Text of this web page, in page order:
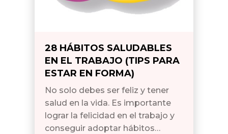
28 HÁBITOS SALUDABLES
EN EL TRABAJO (TIPS PARA
ESTAR EN FORMA)
No solo debes ser feliz y tener
salud en la vida. Es importante
lograr la felicidad en el trabajo y
conseguir adoptar hábitos…